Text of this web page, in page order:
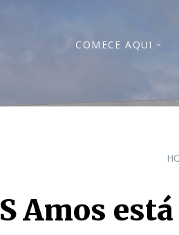
COMECE AQUI
Amos